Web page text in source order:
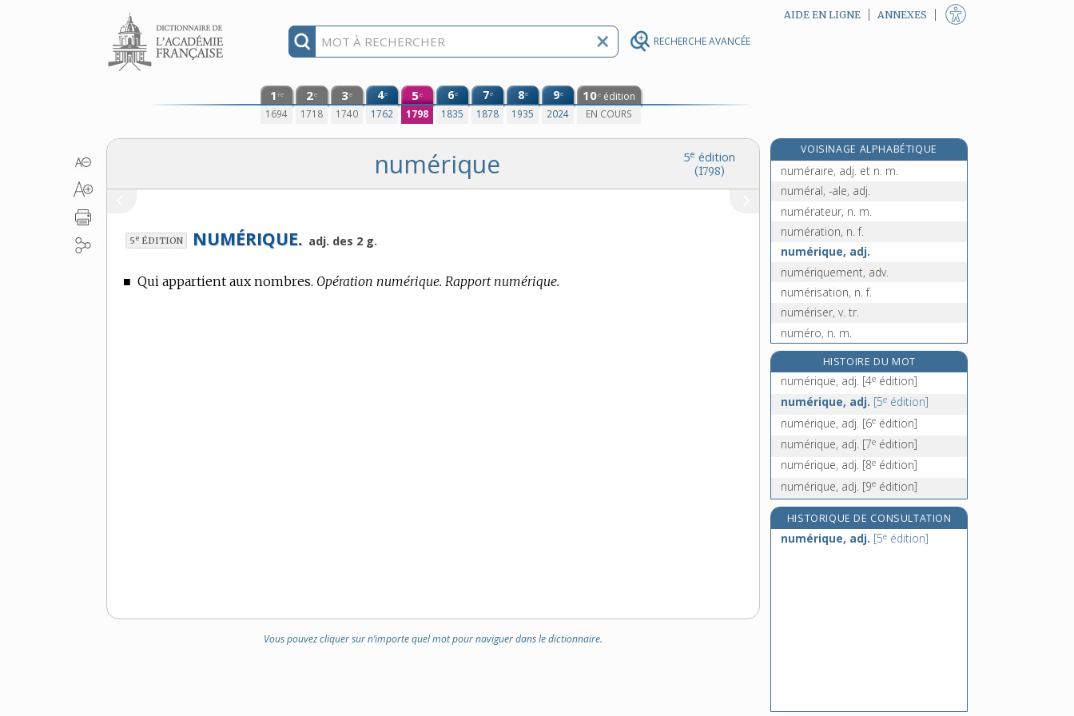
RECHERCHE AVANCÉE
Aller au contenu AIDE EN LIGNE ANNEXES
1 re
1694
2e
1718
3e
1740
4e
1762
5e
1798
6e
1835
7e
1878
8e
1935
9e
2024
10e édition
EN COURS
5e édition
(1798)
numérique
5e ÉDITION NUMÉRIQUE. adj. des 2 g.
■ Qui appartient aux nombres. Opération numérique. Rapport numérique.
Vous pouvez cliquer sur n’importe quel mot pour naviguer dans le dictionnaire.
VOISINAGE ALPHABÉTIQUE
nûment, adv.
numéraire, adj. et n. m.
numéral, -ale, adj.
numérateur, n. m.
numération, n. f.
numérique, adj.
numériquement, adv.
numérisation, n. f.
numériser, v. tr.
numéro, n. m.
numérologie, n. f.
numérotage, n. m.
numéroter, v. tr.
numéroteur, n. m.
HISTOIRE DU MOT
numérique, adj. [4e édition]
numérique, adj. [5e édition]
numérique, adj. [6e édition]
numérique, adj. [7e édition]
numérique, adj. [8e édition]
numérique, adj. [9e édition]
HISTORIQUE DE CONSULTATION
numérique, adj. [5e édition]